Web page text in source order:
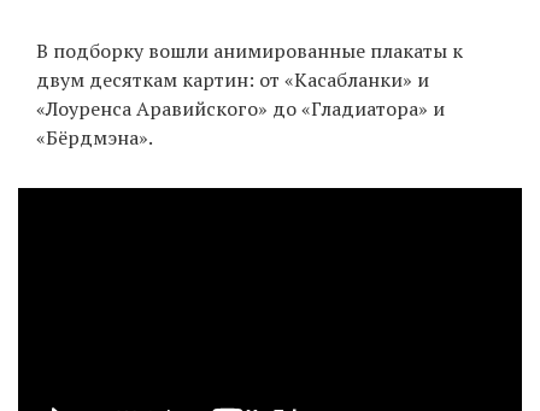
В подборку вошли анимированные плакаты к
двум десяткам картин: от «Касабланки» и
«Лоуренса Аравийского» до «Гладиатора» и
«Бёрдмэна».